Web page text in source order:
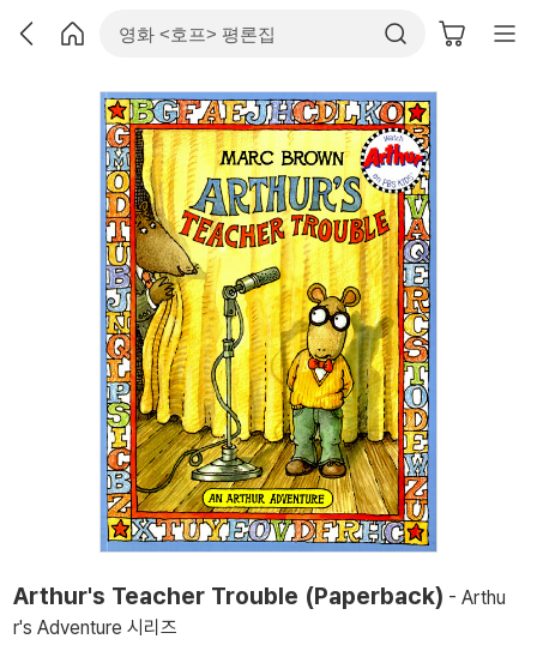
Arthur's Teacher Trouble (Paperback) - Arthu
r's Adventure 시리즈